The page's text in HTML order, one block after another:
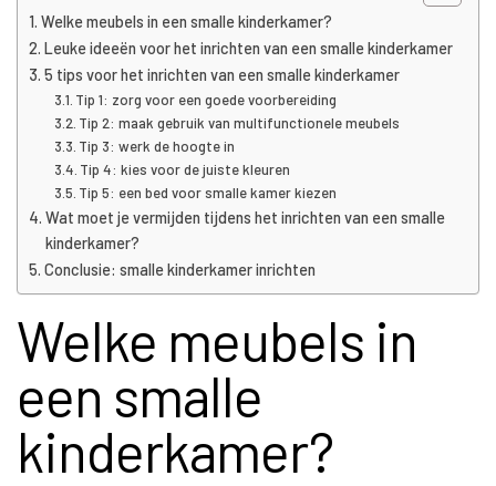
Welke meubels in een smalle kinderkamer?
Leuke ideeën voor het inrichten van een smalle kinderkamer
5 tips voor het inrichten van een smalle kinderkamer
Tip 1: zorg voor een goede voorbereiding
Tip 2: maak gebruik van multifunctionele meubels
Tip 3: werk de hoogte in
Tip 4: kies voor de juiste kleuren
Tip 5: een bed voor smalle kamer kiezen
Wat moet je vermijden tijdens het inrichten van een smalle
kinderkamer?
Conclusie: smalle kinderkamer inrichten
Welke meubels in
een smalle
kinderkamer?